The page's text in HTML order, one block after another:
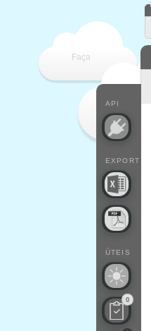
Faça
API
EXPORT
ÚTEIS
0